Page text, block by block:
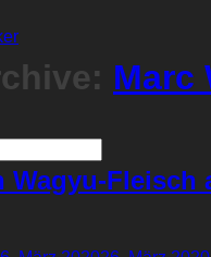
Marc
Wagyu-Fleisch